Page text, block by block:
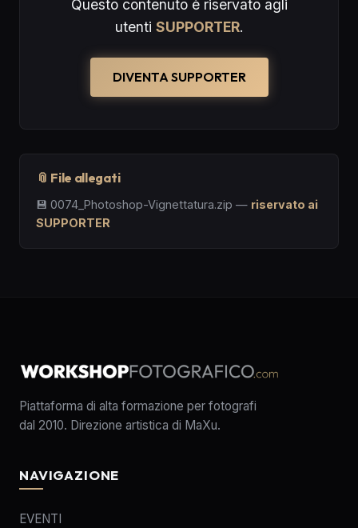
Questo contenuto è riservato agli
utenti SUPPORTER.
DIVENTA SUPPORTER
📎 File allegati
💾 0074_Photoshop-Vignettatura.zip — riservato ai
SUPPORTER
Piattaforma di alta formazione per fotografi
dal 2010. Direzione artistica di MaXu.
NAVIGAZIONE
EVENTI